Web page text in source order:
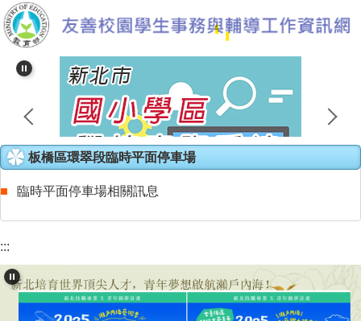
板橋區環翠段臨時平面停車場
臨時平面停車場相關訊息
:::